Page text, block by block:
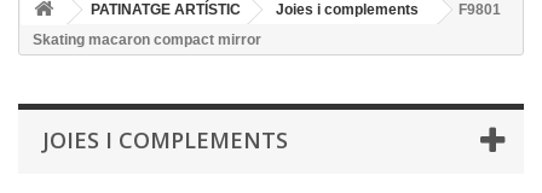
PATINATGE ARTÍSTIC Joies i complements
F9801
Skating macaron compact mirror
JOIES I COMPLEMENTS